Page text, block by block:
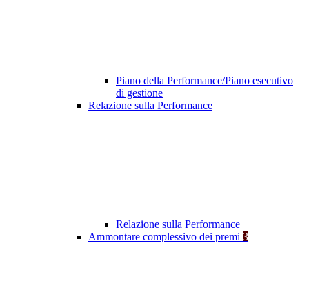
Piano della Performance/Piano esecutivo
di gestione
Relazione sulla Performance
Relazione sulla Performance
Ammontare complessivo dei premi 3